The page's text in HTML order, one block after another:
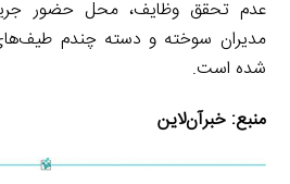
عدم تحقق وظایف، محل حضور
مدیران سوخته و دسته چندم
شده است.
منبع: خبر‌آن‌لاین